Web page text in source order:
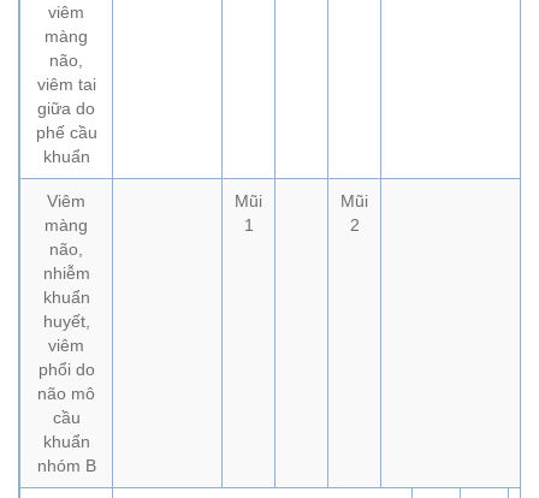
viêm
màng
não,
viêm tai
giữa do
phế cầu
khuẩn
Viêm
màng
não,
nhiễm
khuẩn
huyết,
viêm
phổi do
não mô
cầu
khuẩn
nhóm B
Mũi
1
Mũi
2